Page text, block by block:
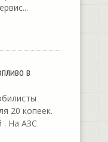
в
20 копеек.
. На АЗС